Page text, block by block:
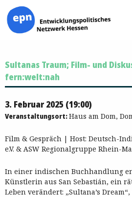
Inhalt
springen
Sultanas Traum; Film- und
fern:welt:nah
3. Februar 2025 (19:00)
Veranstaltungsort:Haus am Dom,
Film & Gespräch | Host: Deutsch-
e.V. & ASW Regionalgruppe Rhein-
In einer indischen Buchhandlung
Künstlerin aus San Sebastián, ein
Leben verändert: „Sultana’s